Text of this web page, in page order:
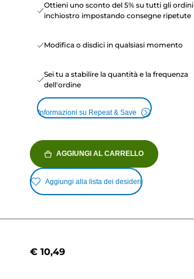
Ottieni uno sconto del 5% su tutti gli
inchiostro impostando consegne ripetute
Modifica o disdici in qualsiasi momento
Sei tu a stabilire la quantità e la frequenza
dell'ordine
Informazioni su Repeat & Save
AGGIUNGI AL CARRELLO
Aggiungi alla lista dei desideri
€ 10,49